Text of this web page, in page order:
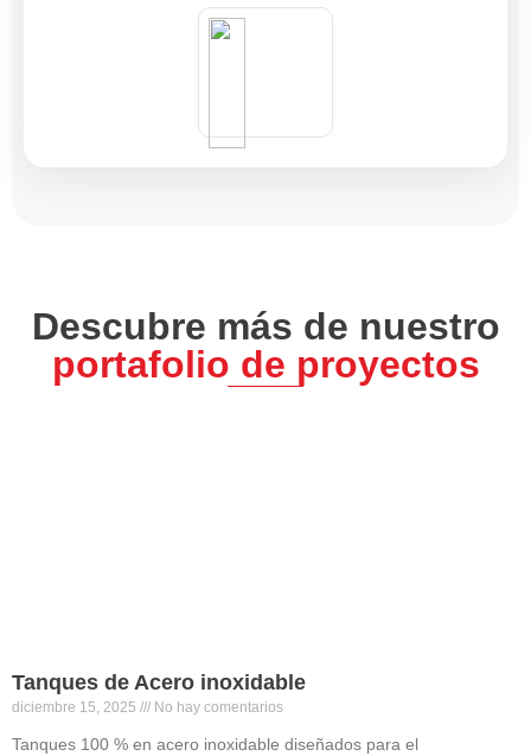
Descubre más de nuestro
portafolio de proyectos
Tanques de Acero inoxidable
diciembre 15, 2025 No hay comentarios
Tanques 100 % en acero inoxidable diseñados para el